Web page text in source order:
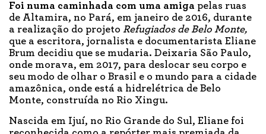
Foi numa caminhada com uma amiga pelas ruas
de Altamira, no Pará, em janeiro de 2016, durante
a realização do projeto Refugiados de Belo Monte,
que a escritora, jornalista e documentarista Eliane
Brum decidiu que se mudaria. Deixaria São Paulo,
onde morava, em 2017, para deslocar seu corpo e
seu modo de olhar o Brasil e o mundo para a cidade
amazônica, onde está a hidrelétrica de Belo
Monte, construída no Rio Xingu.
Nascida em Ijuí, no Rio Grande do Sul, Eliane foi